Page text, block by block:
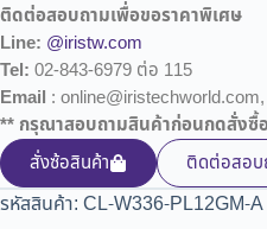
ติดต่อสอบถามเพื่อขอราคาพิเศษ
Line: @iristw.com
Tel: 02-843-6979 ต่อ 115
Email :
** กรุณาสอบถามสินค้าก่อนกดสั่งซื้
สั่งซ้อสินค้า
ติดต่อสอบ
รหัสสินค้า: CL-W336-PL12GM-A